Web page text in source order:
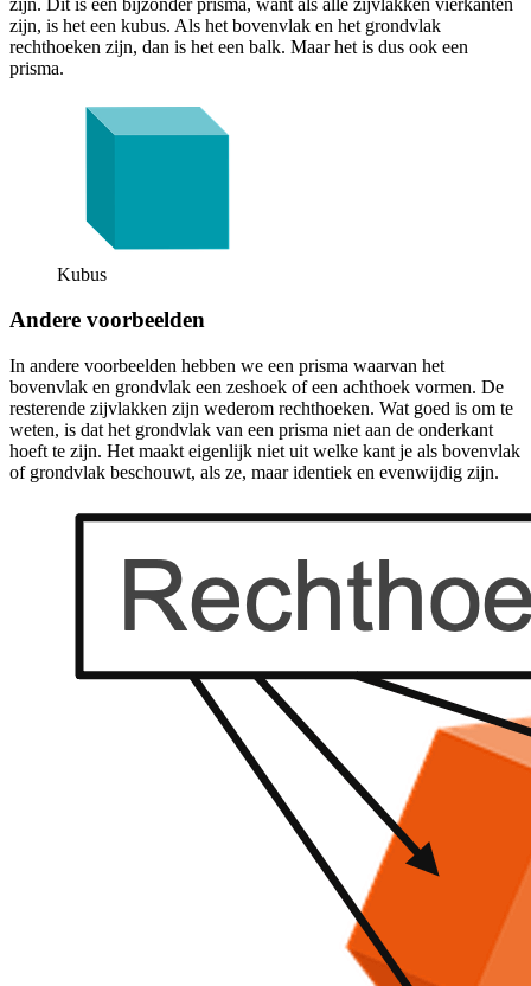
zijn, is het een kubus. Als het bovenvlak en het grondvlak
rechthoeken zijn, dan is het een balk. Maar het is dus ook een
prisma.
Kubus
Andere voorbeelden
In andere voorbeelden hebben we een prisma waarvan het
bovenvlak en grondvlak een zeshoek of een achthoek vormen. De
resterende zijvlakken zijn wederom rechthoeken. Wat goed is om te
weten, is dat het grondvlak van een prisma niet aan de onderkant
hoeft te zijn. Het maakt eigenlijk niet uit welke kant je als bovenvlak
of grondvlak beschouwt, als ze, maar identiek en evenwijdig zijn.